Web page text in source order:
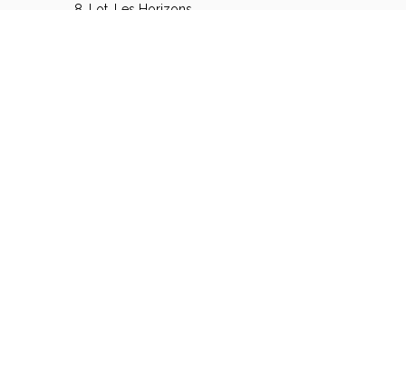
8, Lot. Les Horizons,